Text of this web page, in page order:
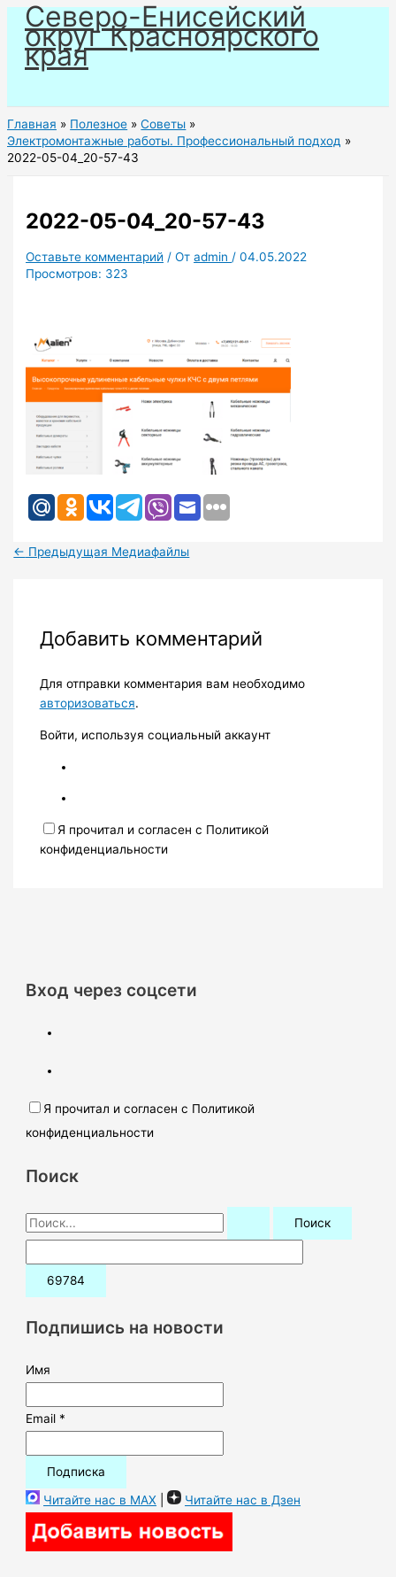
Перейти
содержимому
Северо-Енисейский
округ Красноярского
края
Главная Полезное
Советы
Электромонтажные работы. Профессиональный подход
2022-05-04_20-57-43
2022-05-04_20-57-43
Оставьте комментарий / Отadmin /04.05.2022
Просмотров: 323
← Предыдущая Медиафайлы
Добавить комментарий
Для отправки комментария вам необходимо
авторизоваться.
Войти, используя социальный аккаунт
Я прочитал и согласен с Политикой
конфиденциальности
Вход через соцсети
Я прочитал и согласен с Политикой
конфиденциальности
Поиск
П
о
и
:Подпишись на новости
Имя
Email *
Читайте нас в MAX | Читайте нас в Дзен